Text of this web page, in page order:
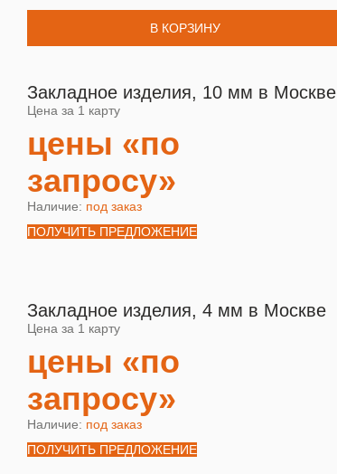
В КОРЗИНУ
Закладное изделия, 10 мм в Москве
Цена за 1 карту
цены «по
запросу»
Наличие: под заказ
ПОЛУЧИТЬ ПРЕДЛОЖЕНИЕ
Закладное изделия, 4 мм в Москве
Цена за 1 карту
цены «по
запросу»
Наличие: под заказ
ПОЛУЧИТЬ ПРЕДЛОЖЕНИЕ